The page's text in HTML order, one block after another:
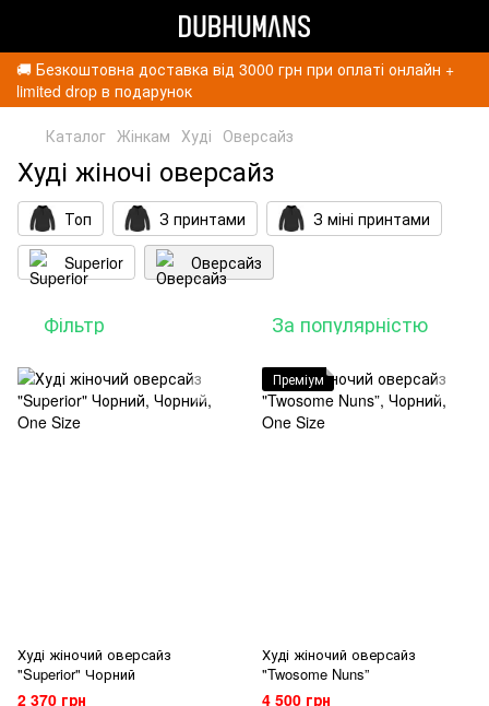
🚚 Безкоштовна доставка від 3000 грн при оплаті онлайн +
limited drop в подарунок
Каталог Жінкам Худі Оверсайз
Худі жіночі оверсайз
Топ З принтами
З міні принтами
Superior
Оверсайз
Фільтр За популярністю
Худі жіночий оверсайз
"Superior" Чорний
2 370 грн
Преміум
Худі жіночий оверсайз
"Twosome Nuns”
4 500 грн